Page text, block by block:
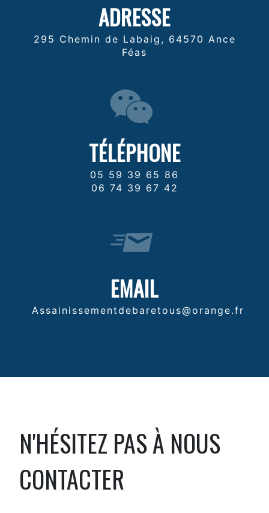
ADRESSE
295 Chemin de Labaig, 64570 Ance
Féas
TÉLÉPHONE
05 59 39 65 86
06 74 39 67 42
EMAIL
assainissementdebaretous@orange.fr
N'HÉSITEZ PAS À NOUS
CONTACTER